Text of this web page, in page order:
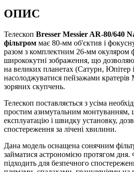
ОПИС
Телескоп Bresser Messier AR-80/640
фільтром має 80-мм об'єктив і
разом з комплектним 26-мм окуляром
ширококутні зображення, що
на великих планетах (Сатурн, Юпітер
насолоджуватися пейзажами
зоряних скупчень.
Телескоп поставляється з усіма
простим азимутальним монтуванням,
експлуатацію і швидку установку,
спостереження за лічені хвилини.
Дана модель оснащена сонячним
займатися астрономією протягом дня.
підходить для безпечного